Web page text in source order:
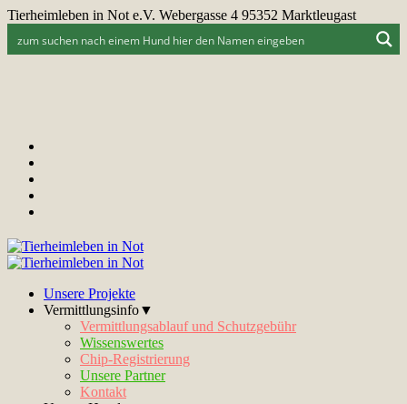
Tierheimleben in Not e.V. Webergasse 4 95352 Marktleugast
Unsere Projekte
Vermittlungsinfo▼
Vermittlungsablauf und Schutzgebühr
Wissenswertes
Chip-Registrierung
Unsere Partner
Kontakt